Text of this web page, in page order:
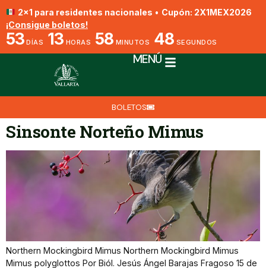
2x1 para residentes nacionales • Cupón: 2X1MEX2026
¡Consigue boletos!
53 DÍAS 13 HORAS 58 MINUTOS 48 SEGUNDOS
MENÚ
BOLETOS
Sinsonte Norteño Mimus
Northern Mockingbird Mimus Northern Mockingbird Mimus
Mimus polyglottos Por Biól. Jesús Ángel Barajas Fragoso 15 de